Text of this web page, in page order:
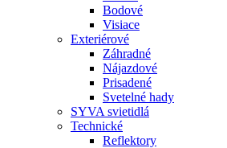
Bodové
Visiace
Exteriérové
Záhradné
Nájazdové
Prisadené
Svetelné hady
SYVA svietidlá
Technické
Reflektory